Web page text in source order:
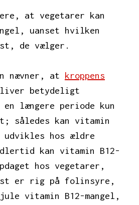
at vegetarer kan
uanset hvilken
de vælger.
nævner, at kroppens
betydeligt
længere periode kun
således kan vitamin
udvikles hos ældre
kan vitamin B12-
hos vegetarer,
er rig på folinsyre,
vitamin B12-mangel,